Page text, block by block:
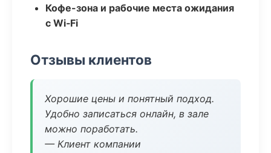
Кофе-зона и рабочие места ожидания
с Wi‑Fi
Отзывы клиентов
Хорошие цены и понятный подход.
Удобно записаться онлайн, в зале
можно поработать.
— Клиент компании